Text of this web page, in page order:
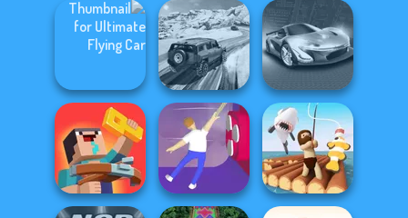
MX Offroad
Master
Cyber Highway
Escape
Ragdoll Arena 2
Grand Cyber City
SUV Snow
Driving 3D
Ultimate Flying
Car